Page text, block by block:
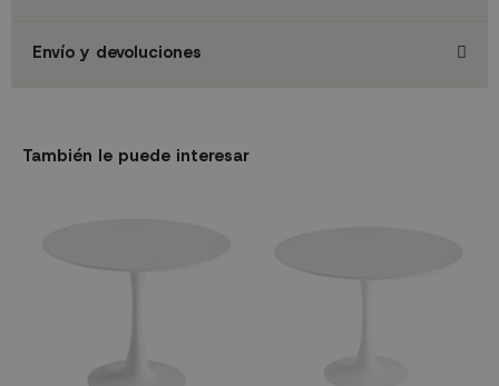
Envío y devoluciones
También le puede interesar